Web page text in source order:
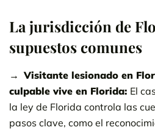
La jurisdicción de
supuestos comunes
Visitante lesionado en
culpable vive en Florida: El
la ley de Florida controla las
pasos clave, como el